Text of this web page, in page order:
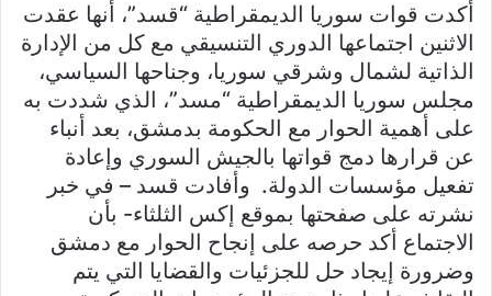
أكدت قوات سوريا الديمقراطية “قسد”، أنها عقدت
الاثنين اجتماعها الدوري التنسيقي مع كل من الإدارة
الذاتية لشمال وشرقي سوريا، وجناحها السياسي،
مجلس سوريا الديمقراطية “مسد”، الذي شددت به
على أهمية الحوار مع الحكومة بدمشق، بعد أنباء
عن قرارها دمج قواتها بالجيش السوري وإعادة
تفعيل مؤسسات الدولة. وأفادت قسد – في خبر
نشرته على صفحتها بموقع إكس الثلثاء- بأن
الاجتماع أكد حرصه على إنجاح الحوار مع دمشق
وضرورة إيجاد حل للجزئيات والقضايا التي يتم